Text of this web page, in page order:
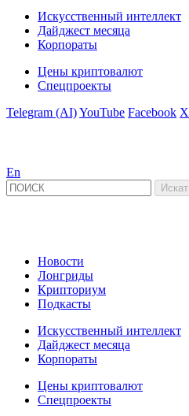
Искусственный интеллект
Дайджест месяца
Корпораты
Цены криптовалют
Спецпроекты
Telegram (AI)YouTube Facebook X
En
Новости
Лонгриды
Крипториум
Подкасты
Искусственный интеллект
Дайджест месяца
Корпораты
Цены криптовалют
Спецпроекты